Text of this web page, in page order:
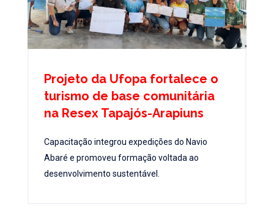
Projeto da Ufopa fortalece o
turismo de base comunitária
na Resex Tapajós-Arapiuns
Capacitação integrou expedições do Navio
Abaré e promoveu formação voltada ao
desenvolvimento sustentável.